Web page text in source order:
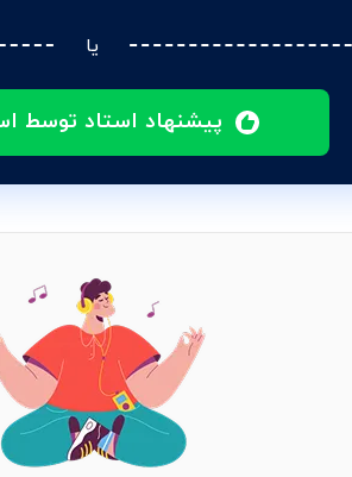
یا
پیشنهاد استاد توسط